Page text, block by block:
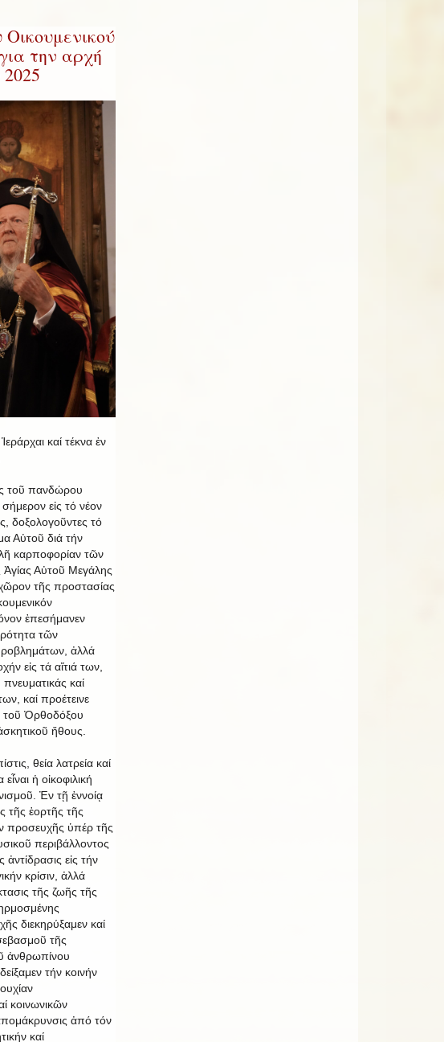
την αρχή
2025
καί τέκνα ἐν
πανδώρου
εἰς τό νέον
δοξολογοῦντες τό
Αὐτοῦ διά τήν
καρποφορίαν τῶν
Αὐτοῦ Μεγάλης
τῆς προστασίας
ἐπεσήμανεν
τῶν
ἀλλά
εἰς τά αἴτιά των,
πνευματικάς καί
καί προέτεινε
τοῦ Ὀρθοδόξου
ἤθους.
θεία λατρεία καί
ἡ οἰκοφιλική
Ἐν τῇ ἐννοίᾳ
τῆς ἑορτῆς τῆς
προσευχῆς ὑπέρ τῆς
περιβάλλοντος
εἰς τήν
κρίσιν, ἀλλά
τῆς ζωῆς τῆς
διεκηρύξαμεν καί
τῆς
ἀνθρωπίνου
τήν κοινήν
κοινωνικῶν
ἀπό τόν
καί